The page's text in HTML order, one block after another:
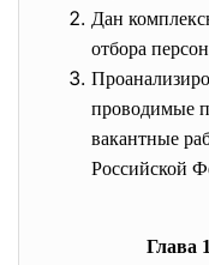
Дан
отбора
проводимые
вакантные
Российской
Глава